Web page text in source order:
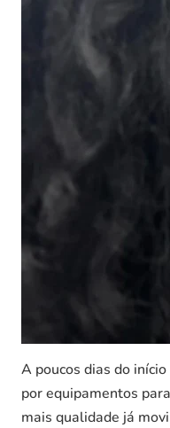
A poucos dias do
por equipamentos
mais qualidade já